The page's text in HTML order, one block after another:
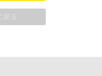
戻る